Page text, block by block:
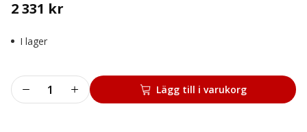
2 331 kr
I lager
Brytare
518/535
Lägg till i varukorg